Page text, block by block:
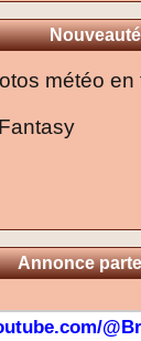
météo en
Annonce